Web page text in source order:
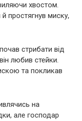
хвостом.
простягнув миску,
стрибати від
любив стейки.
та покликав
на
але господар